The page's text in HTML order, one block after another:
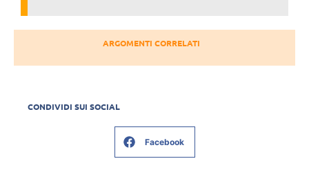
ARGOMENTI CORRELATI
CONDIVIDI SUI SOCIAL
Facebook